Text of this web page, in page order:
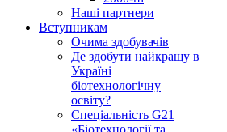
Наші партнери
Вступникам
Очима здобувачів
Де здобути найкращу в
Україні
біотехнологічну
освіту?
Спеціальність G21